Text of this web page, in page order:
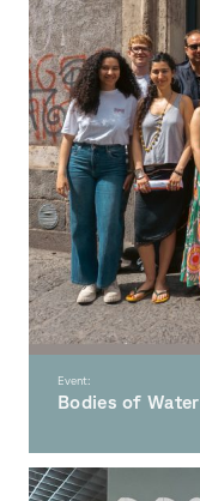
Event:
Bodies of Water